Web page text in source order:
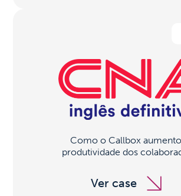
Como o Callbox
produtividade dos
Ver case